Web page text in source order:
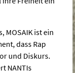
MOSAIK ist ein
dass Rap
und Diskurs.
NANTIs